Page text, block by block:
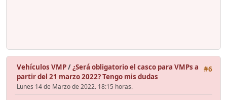
#6
Vehículos VMP/ ¿Será obligatorio el casco para VMPs a
partir del 21 marzo 2022? Tengo mis dudas
Lunes 14 de Marzo de 2022. 18:15 horas.